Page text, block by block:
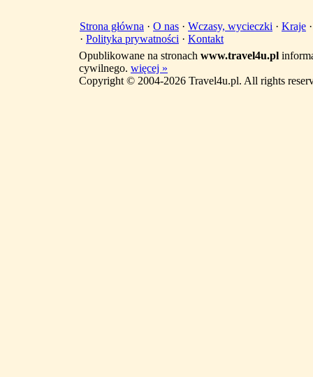
Strona główna · O nas · Wczasy, wycieczki · Kraje
· Polityka prywatności · Kontakt
Opublikowane na stronach www.travel4u.pl
cywilnego. więcej »
Copyright © 2004-2026 Travel4u.pl. All rights